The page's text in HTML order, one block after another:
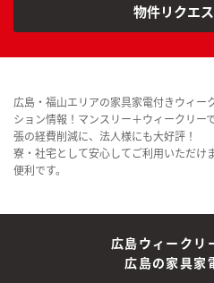
物件リクエ
広島・福山エリアの家具家電付きウィー
ション情報！マンスリー＋ウィークリー
張の経費削減に、法人様にも大好評！
寮・社宅として安心してご利用いただけ
便利です。
広島ウィークリ
広島の家具家